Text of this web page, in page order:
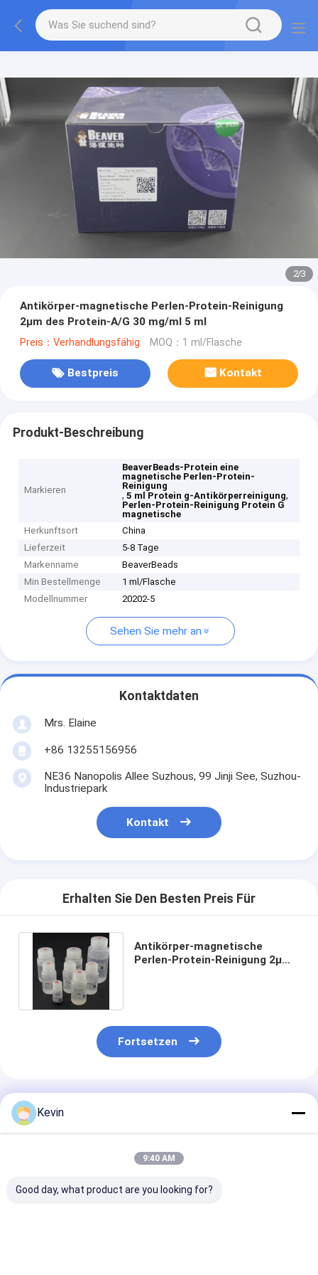
2/3
Antikörper-magnetische Perlen-Protein-Reinigung
2μm des Protein-A/G 30 mg/ml 5 ml
Preis：Verhandlungsfähig MOQ：1 ml/Flasche
Bestpreis Kontakt
Produkt-Beschreibung
Markieren
BeaverBeads-Protein eine
magnetische Perlen-Protein-
Reinigung
,5 ml Protein g-Antikörperreinigung,
Perlen-Protein-Reinigung Protein G
magnetische
Herkunftsort
China
Lieferzeit
5-8 Tage
Markenname
BeaverBeads
Min Bestellmenge
1 ml/Flasche
Modellnummer
20202-5
Sehen Sie mehr an
Kontaktdaten
Mrs. Elaine
+86 13255156956
NE36 Nanopolis Allee Suzhous, 99 Jinji See, Suzhou-
Industriepark
Kontakt
Erhalten Sie Den Besten Preis Für
Antikörper-magnetische
Perlen-Protein-Reinigung 2μm
Fortsetzen
Empfohlene Produkte
Kevin
9:40 AM
Good day, what product are you looking for?